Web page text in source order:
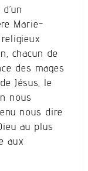
Marie-
religieux
chacun de
des mages
Jésus, le
nous
nous dire
au plus
aux